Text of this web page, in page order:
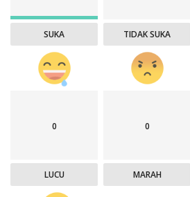
SUKA TIDAK SUKA
0
LUCU
0
MARAH